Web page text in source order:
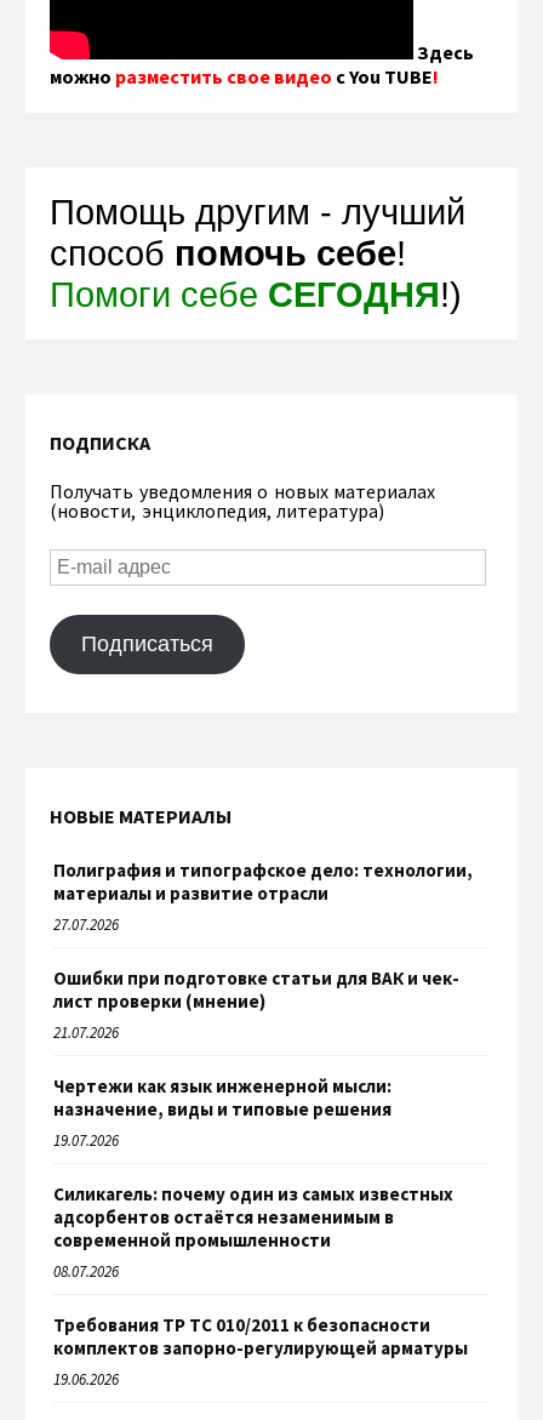
Здесь
можно разместить свое видео с You TUBE!
Помощь другим - лучший
способ помочь себе!
Помоги себе СЕГОДНЯ!)
ПОДПИСКА
Получать уведомления о новых материалах
(новости, энциклопедия, литература)
Подписаться
НОВЫЕ МАТЕРИАЛЫ
Полиграфия и типографское дело: технологии,
материалы и развитие отрасли
27.07.2026
Ошибки при подготовке статьи для ВАК и чек-
лист проверки (мнение)
21.07.2026
Чертежи как язык инженерной мысли:
назначение, виды и типовые решения
19.07.2026
Силикагель: почему один из самых известных
адсорбентов остаётся незаменимым в
современной промышленности
08.07.2026
Требования ТР ТС 010/2011 к безопасности
комплектов запорно-регулирующей арматуры
19.06.2026